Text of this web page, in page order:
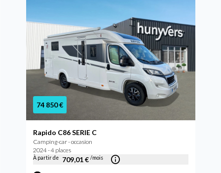
74 850 €
Rapido C86 SERIE C
Camping-car - occasion
2024 - 4 places
À partir de 709,01 € /mois